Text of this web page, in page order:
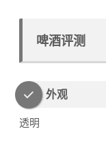
啤酒评测
外观
透明